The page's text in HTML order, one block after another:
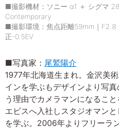
■撮影機材：ソニー α1 ＋ シグマ
Contemporary
■撮影環境：焦点距離59mm｜
正-0.5EV
■写真家： 尾鷲陽介
1977年北海道生まれ。金沢美
インを学ぶもデザインより写
う理由でカメラマンになるこ
エビスへ入社しスタジオマン
を学ぶ。2006年よりフリーラン